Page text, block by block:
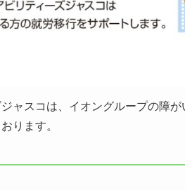
ャスコは、イオングループの障が
ります。